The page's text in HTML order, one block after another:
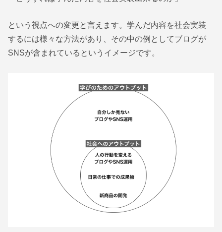
という視点への変更と言えます。学んだ内容を社会実装
するには様々な方法があり、その中の例としてブログが
SNSが含まれているというイメージです。